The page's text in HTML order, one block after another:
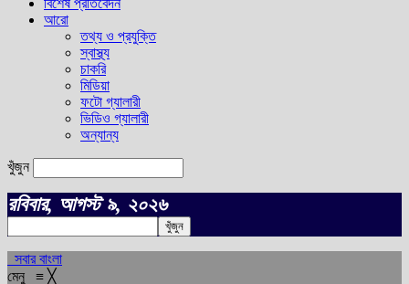
বিশেষ প্রতিবেদন
আরো
তথ্য ও প্রযুক্তি
স্বাস্থ্য
চাকরি
মিডিয়া
ফটো গ্যালারী
ভিডিও গ্যালারী
অন্যান্য
খুঁজুন
রবিবার, আগস্ট ৯, ২০২৬
সবার বাংলা
মেনু ≡ ╳